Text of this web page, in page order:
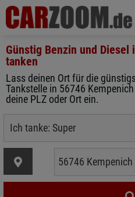
Günstig Benzin und Diesel
tanken
Lass deinen Ort für die
Tankstelle in 56746
deine PLZ oder Ort ein.